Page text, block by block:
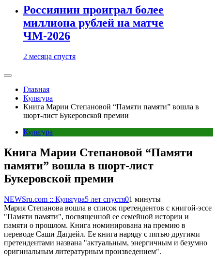
Россиянин проиграл более
миллиона рублей на матче
ЧМ-2026
2 месяца спустя
Главная
Культура
Книга Марии Степановой “Памяти памяти” вошла в
шорт-лист Букеровской премии
Культура
Книга Марии Степановой “Памяти
памяти” вошла в шорт-лист
Букеровской премии
NEWSru.com :: Культура5 лет спустя01 минуты
Мария Степанова вошла в список претендентов с книгой-эссе
"Памяти памяти", посвященной ее семейной истории и
памяти о прошлом. Книга номинирована на премию в
переводе Саши Дагдейл. Ее книга наряду с пятью другими
претендентами названа "актуальным, энергичным и безумно
оригинальным литературным произведением".